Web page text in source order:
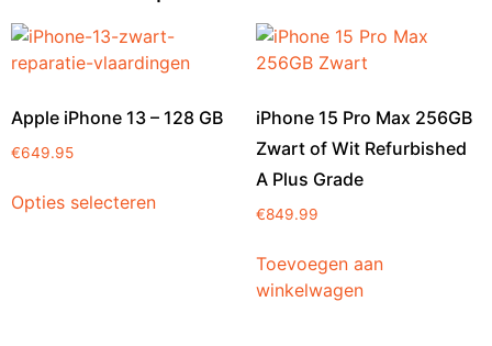
Apple iPhone 13 – 128 GB
€649.95
Opties selecteren
iPhone 15 Pro Max 256GB
Zwart of Wit Refurbished
A Plus Grade
€849.99
Toevoegen aan
winkelwagen